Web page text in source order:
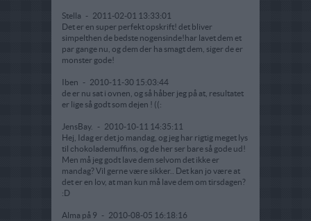
Stella - 2011-02-01 13:33:01
Det er en super perfekt opskrift! det bliver
simpelthen de bedste nogensinde!har lavet dem et
par gange nu, og dem der ha smagt dem, siger de er
monster gode!
Iben - 2010-11-30 15:03:44
de er nu sat i ovnen, og så håber jeg på at, resultatet
er lige så godt som dejen ! ((:
JensBay. - 2010-10-11 14:35:11
Hej, Idag er det jo mandag, og jeg har rigtig meget lys
til chokolademuffins, og de her ser bare så gode ud!
Men må jeg godt lave dem selvom det ikke er
mandag? Vil gerne være sikker.. Det kan jo være at
det er en lov, at man kun må lave dem om tirsdagen?
:D
Alma på 9 - 2010-08-05 16:18:16